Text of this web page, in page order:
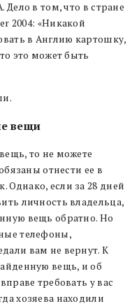
Дело в том, что в стране
2004: «Никакой
в Англию картошку,
это может быть
вещи
то не можете
отнести ее в
Однако, если за 28 дней
личность владельца,
вещь обратно. Но
телефоны,
вам не вернут. К
вещь, и об
требовать у вас
хозяева находили